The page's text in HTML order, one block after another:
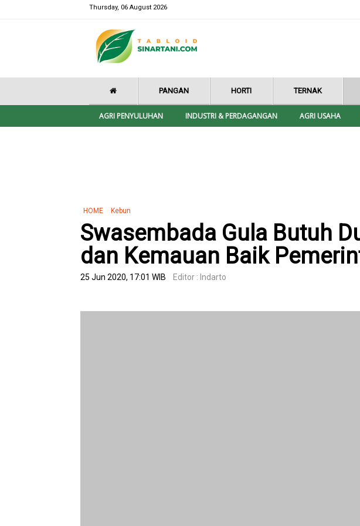
Thursday, 06 August 2026
PANGAN HORTI TERNAK
AGRI PENYULUHAN INDUSTRI & PERDAGANGAN AGRI USAHA
HOME Kebun
Swasembada Gula Butuh
dan Kemauan Baik
25 Jun 2020, 17:01 WIB Editor : Indarto